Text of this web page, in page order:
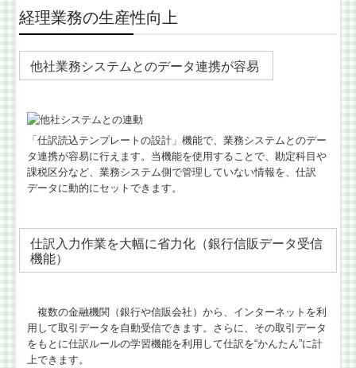
経理業務の生産性向上
他社業務システムとのデータ連携が容易
「仕訳読込テンプレートの設計」機能で、業務システムとのデー
タ連携が容易に行えます。当機能を使用することで、勘定科目や
課税区分など、業務システム側で管理していない情報を、仕訳
データに動的にセットできます。
仕訳入力作業を大幅に省力化（銀行信販データ受信
機能）
複数の金融機関（銀行や信販会社）から、インターネットを利
用して取引データを自動受信できます。さらに、その取引データ
をもとに仕訳ルールの学習機能を利用して仕訳を“かんたん”に計
上できます。